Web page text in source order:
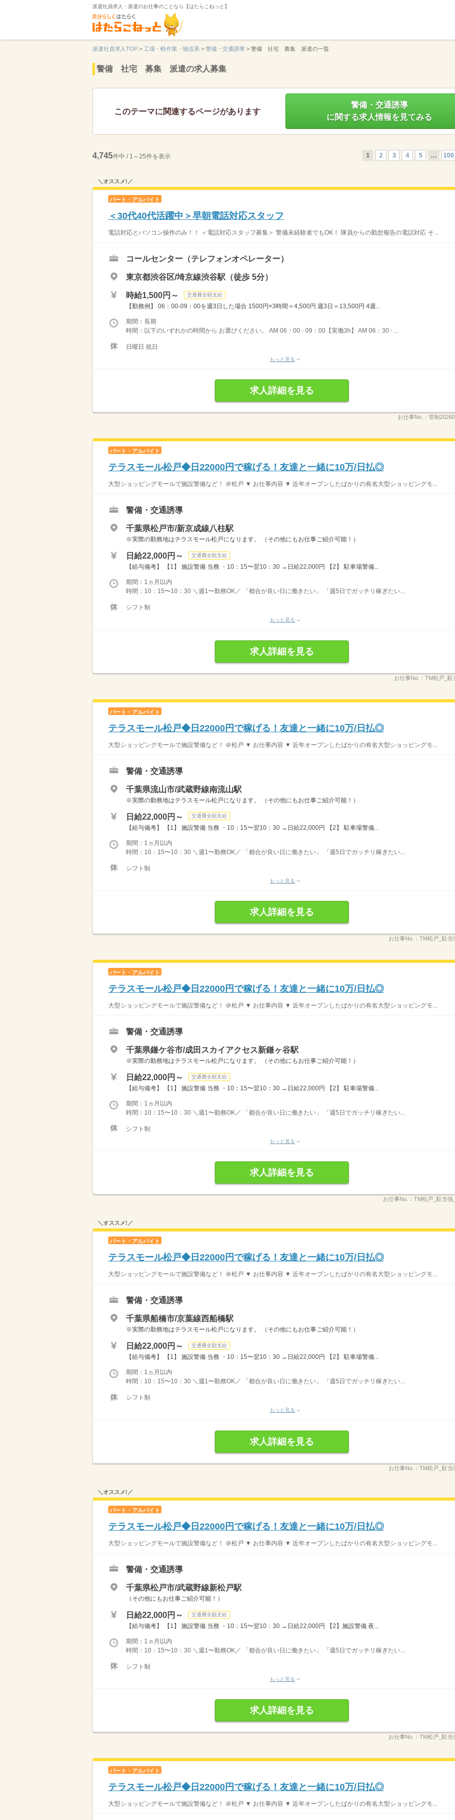
派遣社員求人・派遣のお仕事のことなら【はたらこねっと】
派遣社員求人TOP > 工場・軽作業・物流系 > 警備・交通誘導 > 警備 社宅 募集 派遣の一覧
警備 社宅 募集 派遣の求人募集
このテーマに関連するページがあります
警備・交通誘導
に関する求人情報を見てみる
4,745件中 / 1～25件を表示 1 2 3 4 5 … 100
＼オススメ!／
パート・アルバイト
＜30代40代活躍中＞早朝電話対応スタッフ
電話対応とパソコン操作のみ！！ ＜電話対応スタッフ募集＞ 警備未経験者でもOK！ 隊員からの勤怠報告の電話対応 そ...
コールセンター（テレフォンオペレーター）
東京都渋谷区/埼京線渋谷駅（徒歩 5分）
時給1,500円～ 交通費全額支給
【勤務例】 06：00-09：00を週3日した場合 1500円×3時間＝4,500円 週3日＝13,500円 4週...
期間：長期
時間：以下のいずれかの時間から お選びください。 AM 06：00 - 09：00【実働3h】 AM 06：30 - ...
日曜日 祝日
もっと見る
求人詳細を見る
お仕事No.： 管制
パート・アルバイト
テラスモール松戸◆日22000円で稼げる！友達と一緒に10万/日払◎
大型ショッピングモールで施設警備など！ ＠松戸 ▼ お仕事内容 ▼ 近年オープンしたばかりの有名大型ショッピングモ...
警備・交通誘導
千葉県松戸市/新京成線八柱駅
※実際の勤務地はテラスモール松戸になります。 （その他にもお仕事ご紹介可能！）
日給22,000円～ 交通費全額支給
【給与備考】 【1】 施設警備 当務 ・10：15〜翌10：30 →日給22,000円 【2】 駐車場警備...
期間：1ヵ月以内
時間：10：15〜10：30 ＼週1〜勤務OK／ 「都合が良い日に働きたい」 「週5日でガッチリ稼ぎたい...
シフト制
もっと見る
求人詳細を見る
お仕事No.： TM松戸_駐
パート・アルバイト
テラスモール松戸◆日22000円で稼げる！友達と一緒に10万/日払◎
大型ショッピングモールで施設警備など！ ＠松戸 ▼ お仕事内容 ▼ 近年オープンしたばかりの有名大型ショッピングモ...
警備・交通誘導
千葉県流山市/武蔵野線南流山駅
※実際の勤務地はテラスモール松戸になります。 （その他にもお仕事ご紹介可能！）
日給22,000円～ 交通費全額支給
【給与備考】 【1】 施設警備 当務 ・10：15〜翌10：30 →日給22,000円 【2】 駐車場警備...
期間：1ヵ月以内
時間：10：15〜10：30 ＼週1〜勤務OK／ 「都合が良い日に働きたい」 「週5日でガッチリ稼ぎたい...
シフト制
もっと見る
求人詳細を見る
お仕事No.： TM松戸_駐当
パート・アルバイト
テラスモール松戸◆日22000円で稼げる！友達と一緒に10万/日払◎
大型ショッピングモールで施設警備など！ ＠松戸 ▼ お仕事内容 ▼ 近年オープンしたばかりの有名大型ショッピングモ...
警備・交通誘導
千葉県鎌ケ谷市/成田スカイアクセス新鎌ヶ谷駅
※実際の勤務地はテラスモール松戸になります。 （その他にもお仕事ご紹介可能！）
日給22,000円～ 交通費全額支給
【給与備考】 【1】 施設警備 当務 ・10：15〜翌10：30 →日給22,000円 【2】 駐車場警備...
期間：1ヵ月以内
時間：10：15〜10：30 ＼週1〜勤務OK／ 「都合が良い日に働きたい」 「週5日でガッチリ稼ぎたい...
シフト制
もっと見る
求人詳細を見る
お仕事No.： TM松戸_駐当強
＼オススメ!／
パート・アルバイト
テラスモール松戸◆日22000円で稼げる！友達と一緒に10万/日払◎
大型ショッピングモールで施設警備など！ ＠松戸 ▼ お仕事内容 ▼ 近年オープンしたばかりの有名大型ショッピングモ...
警備・交通誘導
千葉県船橋市/京葉線西船橋駅
※実際の勤務地はテラスモール松戸になります。 （その他にもお仕事ご紹介可能！）
日給22,000円～ 交通費全額支給
【給与備考】 【1】 施設警備 当務 ・10：15〜翌10：30 →日給22,000円 【2】 駐車場警備...
期間：1ヵ月以内
時間：10：15〜10：30 ＼週1〜勤務OK／ 「都合が良い日に働きたい」 「週5日でガッチリ稼ぎたい...
シフト制
もっと見る
求人詳細を見る
お仕事No.： TM松戸_駐当
＼オススメ!／
パート・アルバイト
テラスモール松戸◆日22000円で稼げる！友達と一緒に10万/日払◎
大型ショッピングモールで施設警備など！ ＠松戸 ▼ お仕事内容 ▼ 近年オープンしたばかりの有名大型ショッピングモ...
警備・交通誘導
千葉県松戸市/武蔵野線新松戸駅
（その他にもお仕事ご紹介可能！）
日給22,000円～ 交通費全額支給
【給与備考】 【1】 施設警備 当務 ・10：15〜翌10：30 →日給22,000円 【2】施設警備 夜...
期間：1ヵ月以内
時間：10：15〜10：30 ＼週1〜勤務OK／ 「都合が良い日に働きたい」 「週5日でガッチリ稼ぎたい...
シフト制
もっと見る
求人詳細を見る
お仕事No.： TM松戸_駐当
パート・アルバイト
テラスモール松戸◆日22000円で稼げる！友達と一緒に10万/日払◎
大型ショッピングモールで施設警備など！ ＠松戸 ▼ お仕事内容 ▼ 近年オープンしたばかりの有名大型ショッピングモ...